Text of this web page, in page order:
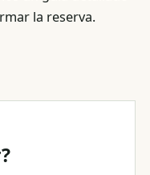
la reserva.